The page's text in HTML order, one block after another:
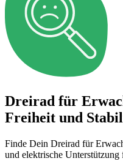
Dreirad für
Freiheit und
Finde Dein Dreirad für
und elektrische